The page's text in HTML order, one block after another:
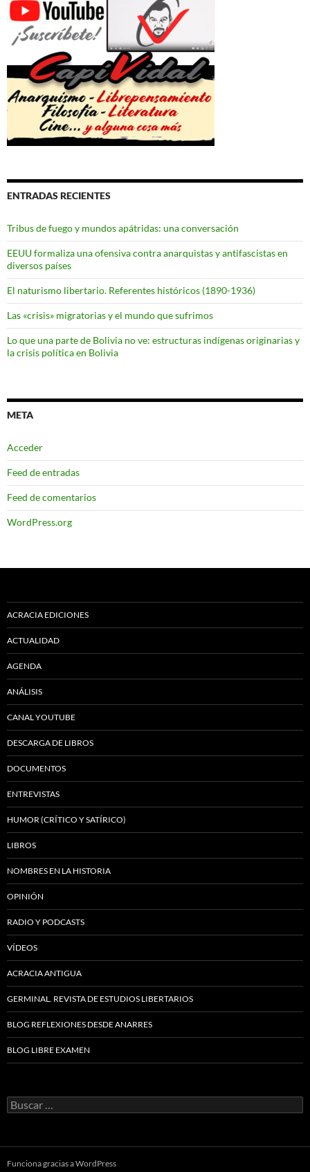
ENTRADAS RECIENTES
Tribus de fuego y mundos apátridas: una conversación
EEUU formaliza una ofensiva contra anarquistas y antifascistas en
diversos países
El naturismo libertario. Referentes históricos (1890-1936)
Las «crisis» migratorias y el mundo que sufrimos
Lo que una parte de Bolivia no ve: estructuras indígenas originarias y
la crisis política en Bolivia
META
Acceder
Feed de entradas
Feed de comentarios
WordPress.org
ACRACIA EDICIONES
ACTUALIDAD
AGENDA
ANÁLISIS
CANAL YOUTUBE
DESCARGA DE LIBROS
DOCUMENTOS
ENTREVISTAS
HUMOR (CRÍTICO Y SATÍRICO)
LIBROS
NOMBRES EN LA HISTORIA
OPINIÓN
RADIO Y PODCASTS
VÍDEOS
ACRACIA ANTIGUA
GERMINAL. REVISTA DE ESTUDIOS LIBERTARIOS
BLOG REFLEXIONES DESDE ANARRES
BLOG LIBRE EXAMEN
Buscar:
Funciona gracias a WordPress